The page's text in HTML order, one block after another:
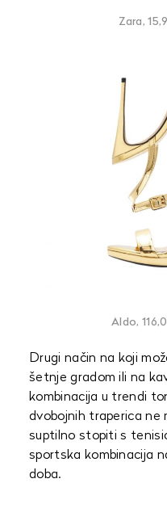
Zara,
Aldo,
Drugi način na koji
šetnje gradom ili na
kombinacija u trendi
dvobojnih traperica ne
suptilno stopiti s
sportska kombinacija
doba.